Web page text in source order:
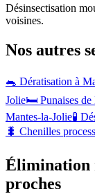
Désinsectisation
voisines.
Nos autres
🐀 Dératisation à
Jolie🛏️ Punaises de
Mantes-la-Jolie🧪
🐛 Chenilles
Élimination
proches